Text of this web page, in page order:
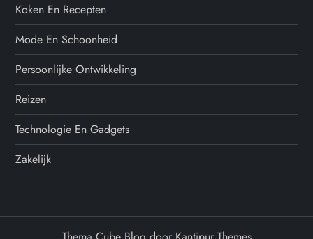
Koken En Recepten
Mode En Schoonheid
Persoonlijke Ontwikkeling
Reizen
Technologie En Gadgets
Zakelijk